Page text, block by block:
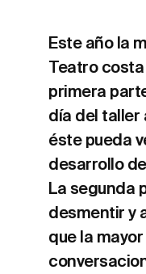
Este año la
Teatro
primera
día del taller
éste pueda
desarrollo
La segunda
desmentir y
que la